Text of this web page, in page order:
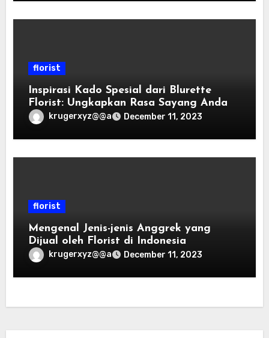
florist
Inspirasi Kado Spesial dari Blurette
Florist: Ungkapkan Rasa Sayang Anda
krugerxyz@@a December 11, 2023
florist
Mengenal Jenis-jenis Anggrek yang
Dijual oleh Florist di Indonesia
krugerxyz@@a December 11, 2023